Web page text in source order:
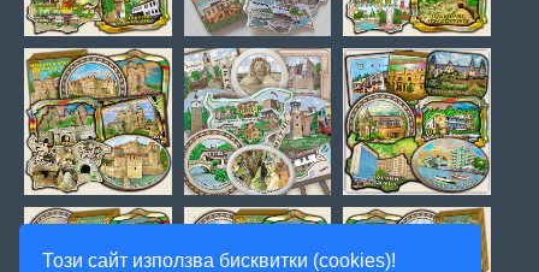
Този сайт използва бисквитки (cookies)!